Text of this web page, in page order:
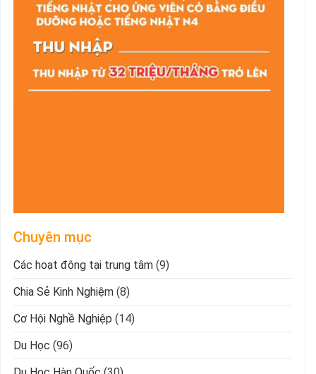
Chuyên mục
Các hoạt động tại trung tâm (9)
Chia Sẻ Kinh Nghiệm (8)
Cơ Hội Nghề Nghiệp (14)
Du Học (96)